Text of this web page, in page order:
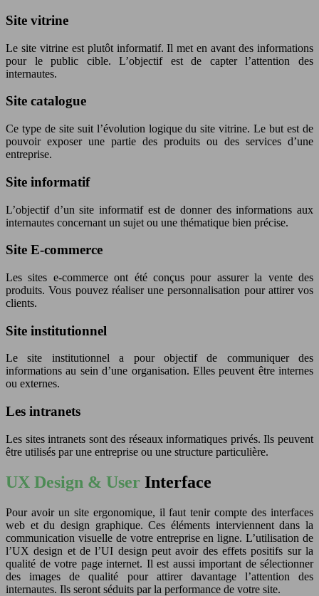
Site vitrine
Le site vitrine est plutôt informatif. Il met en avant des informations
pour le public cible. L’objectif est de capter l’attention des
internautes.
Site catalogue
Ce type de site suit l’évolution logique du site vitrine. Le but est de
pouvoir exposer une partie des produits ou des services d’une
entreprise.
Site informatif
L’objectif d’un site informatif est de donner des informations aux
internautes concernant un sujet ou une thématique bien précise.
Site E-commerce
Les sites e-commerce ont été conçus pour assurer la vente des
produits. Vous pouvez réaliser une personnalisation pour attirer vos
clients.
Site institutionnel
Le site institutionnel a pour objectif de communiquer des
informations au sein d’une organisation. Elles peuvent être internes
ou externes.
Les intranets
Les sites intranets sont des réseaux informatiques privés. Ils peuvent
être utilisés par une entreprise ou une structure particulière.
UX Design & User Interface
Pour avoir un site ergonomique, il faut tenir compte des interfaces
web et du design graphique. Ces éléments interviennent dans la
communication visuelle de votre entreprise en ligne. L’utilisation de
l’UX design et de l’UI design peut avoir des effets positifs sur la
qualité de votre page internet. Il est aussi important de sélectionner
des images de qualité pour attirer davantage l’attention des
internautes. Ils seront séduits par la performance de votre site.